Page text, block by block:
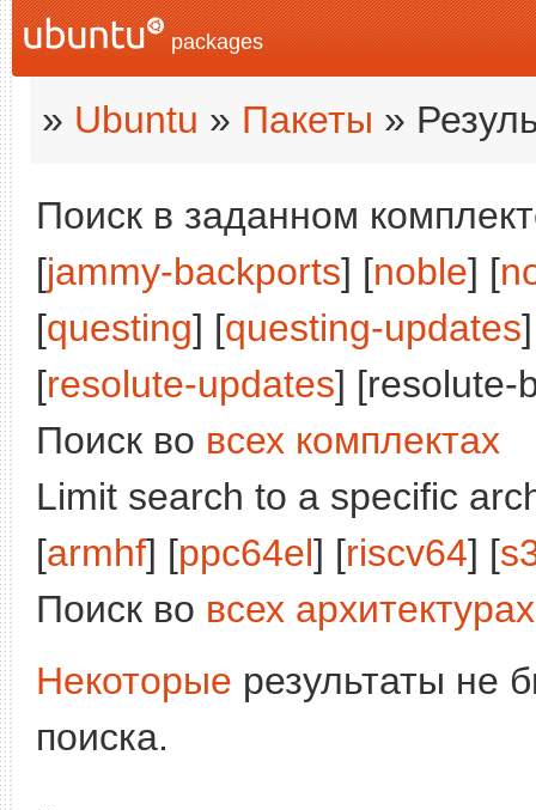
packages
» Ubuntu » Пакеты »
Поиск в заданном
[jammy-backports] [noble] [
[questing] [questing-updates
[resolute-updates] [resolute-
Поиск во всех комплектах
Limit search to a specific
[armhf] [ppc64el] [riscv64] [
Поиск во всех архитектурах
Некоторые результаты не
поиска.